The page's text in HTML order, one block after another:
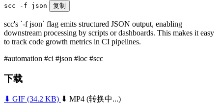
scc -f json 复制
scc's `-f json` flag emits structured JSON output, enabling
downstream processing by scripts or dashboards. This makes it easy
to track code growth metrics in CI pipelines.
#automation #ci #json #loc #scc
下载
⬇ GIF (34.2 KB) ⬇ MP4 (转换中...)